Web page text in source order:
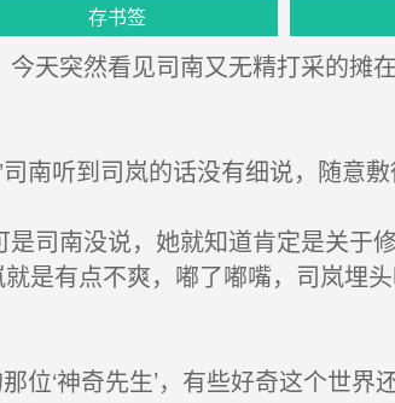
存书签
天突然看见司南又无精打采的摊
听到司岚的话没有细说，随意敷
司南没说，她就知道肯定是关于
是有点不爽，嘟了嘟嘴，司岚埋
‘神奇先生’，有些好奇这个世界